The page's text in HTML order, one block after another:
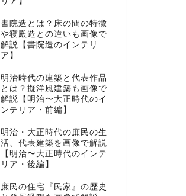
書院造とは？床の間の特徴
や寝殿造との違いも画像で
解説【書院造のインテリ
ア】
明治時代の建築と代表作品
とは？擬洋風建築も画像で
解説【明治〜大正時代のイ
ンテリア・前編】
明治・大正時代の庶民の生
活、代表建築を画像で解説
【明治〜大正時代のインテ
リア・後編】
庶民の住宅『民家』の歴史